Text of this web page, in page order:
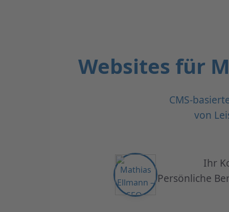
Websites für
CMS-
von
Ihr
Persönliche